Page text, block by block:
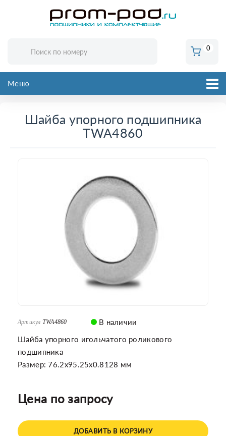
0
Меню
Шайба упорного подшипника
TWA4860
Артикул TWA4860
В наличии
Шайба упорного игольчатого роликового
подшипника
Размер: 76.2x95.25x0.8128 мм
Цена по запросу
ДОБАВИТЬ В КОРЗИНУ